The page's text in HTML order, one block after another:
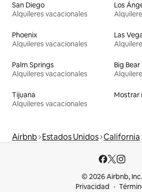
San Diego
Alquileres vacacionales
Los
Phoenix
Alquileres vacacionales
Las
Palm Springs
Alquileres vacacionales
Big
Tijuana
Alquileres vacacionales
Mostrar
Airbnb Estados Unidos California
© 2026 Airbnb, Inc.
Privacidad